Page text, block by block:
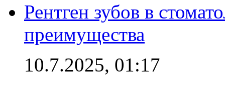
Рентген зубов в
преимущества
10.7.2025, 01:17